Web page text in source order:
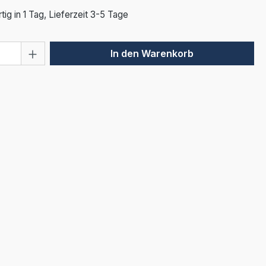
in 1 Tag, Lieferzeit 3-5 Tage
Anzahl: Gib den gewünschten Wert
In den Warenkorb